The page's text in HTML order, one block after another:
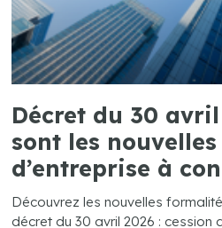
Décret du 30
sont les
d’entreprise à
Découvrez les nouvelles
décret du 30 avril 2026 : cession